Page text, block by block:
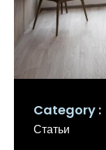
Category
Статьи